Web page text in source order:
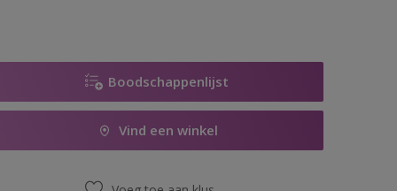
Boodschappenlijst
Vind een winkel